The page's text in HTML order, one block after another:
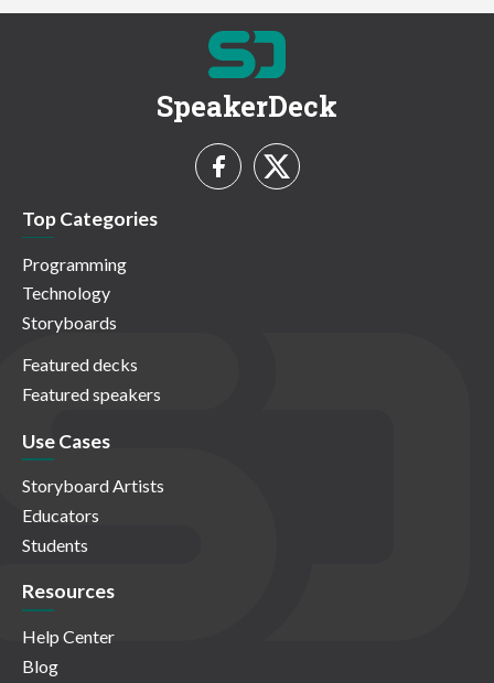
SpeakerDeck
Top Categories
Programming
Technology
Storyboards
Featured decks
Featured speakers
Use Cases
Storyboard Artists
Educators
Students
Resources
Help Center
Blog